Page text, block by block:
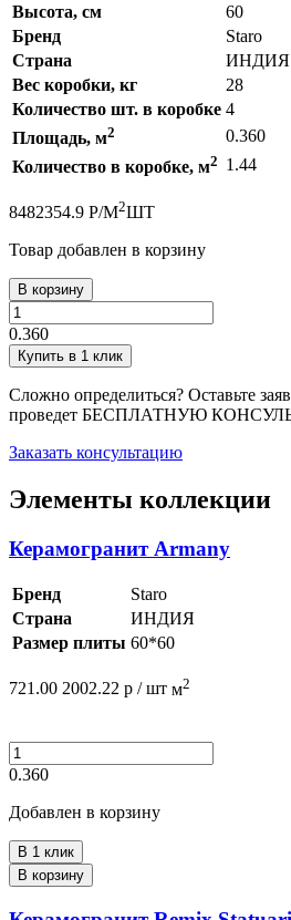
Высота, см
60
Бренд
Staro
Страна
ИНДИЯ
Вес коробки, кг
28
Количество шт. в коробке 4
Площадь, м2
0.360
Количество в коробке, м2 1.44
8482354.9 Р/М2ШТ
Товар добавлен в корзину
В корзину
0.360
Купить в 1 клик
Сложно определиться? Оставьте
проведет БЕСПЛАТНУЮ
Заказать консультацию
Элементы коллекции
Керамогранит Armany
Бренд
Staro
Страна
ИНДИЯ
Размер плиты 60*60
721.00 2002.22 р / шт м2
0.360
Добавлен в корзину
В 1 клик
В корзину